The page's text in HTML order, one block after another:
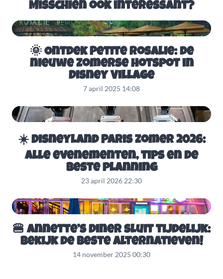
Misschien ook interessant?
🌞 Ontdek Petite Rosalie: de
nieuwe zomerse hotspot in
Disney Village
7 april 2025 14:08
☀️ Disneyland Paris zomer 2026:
alle evenementen, tips en de
beste planning
23 april 2026 22:30
🍔 Annette’s Diner sluit tijdelijk:
bekijk de beste alternatieven!
14 november 2025 00:30